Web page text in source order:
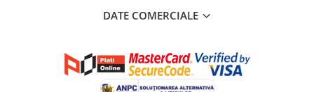
DATE COMERCIALE